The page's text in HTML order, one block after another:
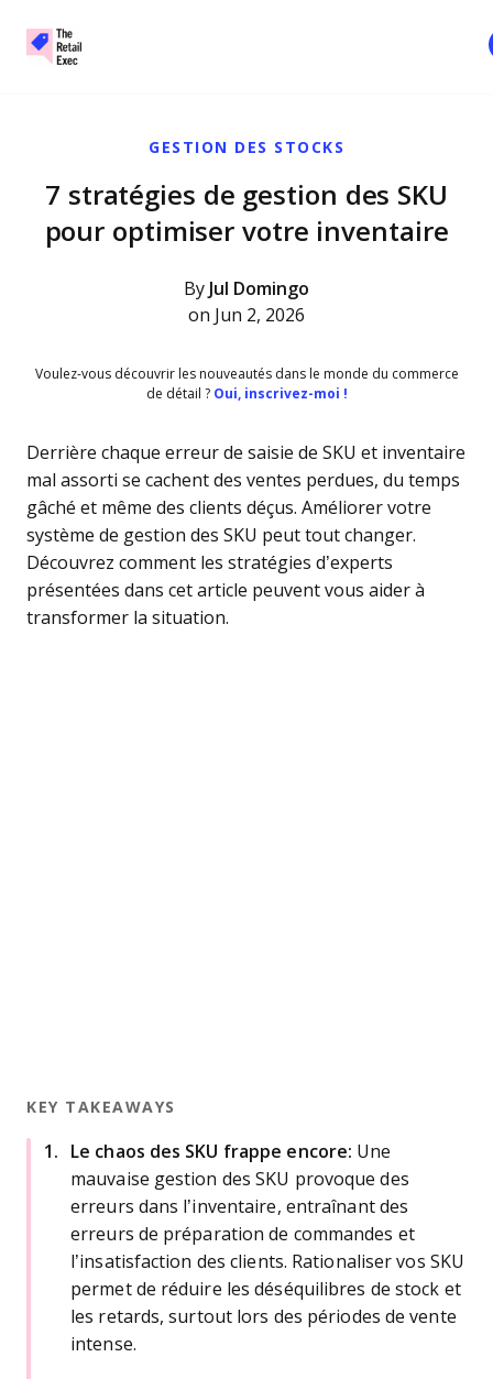
GESTION DES STOCKS
7 stratégies de gestion des SKU
pour optimiser votre inventaire
By Jul Domingo
on Jun 2, 2026
Voulez-vous découvrir les nouveautés dans le monde du commerce
de détail ?Oui, inscrivez-moi !
Derrière chaque erreur de saisie de SKU et inventaire
mal assorti se cachent des ventes perdues, du temps
gâché et même des clients déçus. Améliorer votre
système de gestion des SKU peut tout changer.
Découvrez comment les stratégies d’experts
présentées dans cet article peuvent vous aider à
transformer la situation.
KEY TAKEAWAYS
Le chaos des SKU frappe encore: Une
mauvaise gestion des SKU provoque des
erreurs dans l’inventaire, entraînant des
erreurs de préparation de commandes et
l’insatisfaction des clients. Rationaliser vos SKU
permet de réduire les déséquilibres de stock et
les retards, surtout lors des périodes de vente
intense.